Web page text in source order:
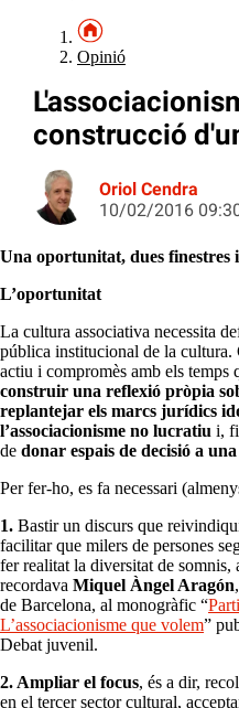
Opinió
construcció
Oriol Cendra
10/02/2016
Una oportunitat, dues finestres
L’oportunitat
La cultura associativa necessita
pública institucional de la cultura.
actiu i compromès amb els temps
construir una reflexió pròpia
replantejar els marcs jurídics
l’associacionisme no lucratiu i,
de donar espais de decisió a
Per fer-ho, es fa necessari
1. Bastir un discurs que
facilitar que milers de persones
fer realitat la diversitat de somnis,
recordava Miquel Àngel Aragón
de Barcelona, al monogràfic “
L’associacionisme que volem”
Debat juvenil.
2. Ampliar el focus, és a dir,
en el tercer sector cultural,